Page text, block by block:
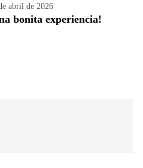
abril de 2026
bonita experiencia!